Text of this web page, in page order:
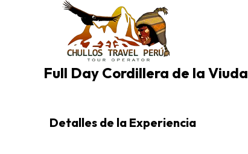
Full Day Cordillera de la Viuda
Detalles de la Experiencia